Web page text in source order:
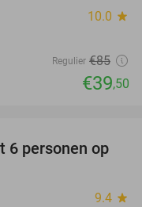
10.0 star
Regulier €85
€39,50
6 personen op
9.4 star